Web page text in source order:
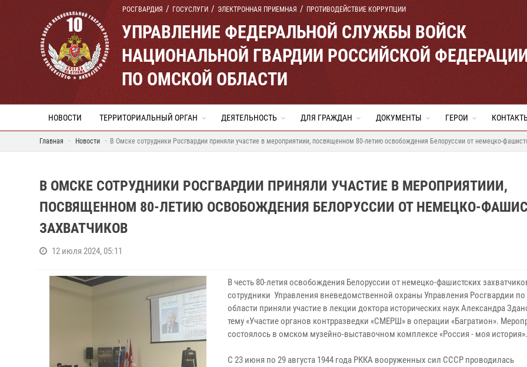
РОСГВАРДИЯ ГОСУСЛУГИ ЭЛЕКТРОННАЯ ПРИЕМНАЯ ПРОТИВОДЕЙСТВИЕ КОРРУПЦИИ
УПРАВЛЕНИЕ ФЕДЕРАЛЬНОЙ СЛУЖБЫ ВОЙСК
НАЦИОНАЛЬНОЙ ГВАРДИИ РОССИЙСКОЙ
ПО ОМСКОЙ ОБЛАСТИ
НОВОСТИ ТЕРРИТОРИАЛЬНЫЙ ОРГАН ДЕЯТЕЛЬНОСТЬ ДЛЯ ГРАЖДАН ДОКУМЕНТЫ ГЕРОИ
Главная Новости В Омске сотрудники Росгвардии приняли участие в мероприятиии, посвященном 80-летию освобождения Белоруссии от немецко-
В ОМСКЕ СОТРУДНИКИ РОСГВАРДИИ ПРИНЯЛИ УЧАСТИЕ В МЕРОПРИЯТИИИ,
ПОСВЯЩЕННОМ 80-ЛЕТИЮ ОСВОБОЖДЕНИЯ БЕЛОРУССИИ ОТ НЕМЕЦКО-
ЗАХВАТЧИКОВ
12 июля 2024, 05:11
В честь 80-летия освобождения Белоруссии от немецко-фашистских
сотрудники Управления вневедомственной охраны Управления Росгвардии
области приняли участие в лекции доктора исторических наук Александра
тему «Участие органов контрразведки «СМЕРШ» в операции «Багратион».
состоялось в омском музейно-выставочном комплексе «Россия - моя история».
С 23 июня по 29 августа 1944 года РККА вооруженных сил СССР проводилась